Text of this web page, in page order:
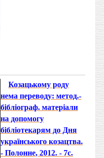
Козацькому роду
нема переводу: метод.-
бібліограф. матеріали
на допомогу
бібліотекарям до Дня
українського козацтва.
- Полонне, 2012. - 7с.